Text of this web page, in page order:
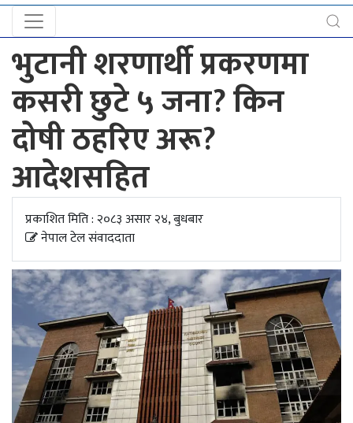
प्रदेश
खबर
अन्तर्राष्ट्रिय
युके
अपडेट
खेलकुद
स्वास्थ्य/
जिबनशैली
भुटानी शरणार्थी प्रकरणमा
कसरी छुटे ५ जना? किन
दोषी ठहरिए अरू?
आदेशसहित
प्रकाशित मिति : २०८३ असार २४, बुधबार
नेपाल टेल संवाददाता